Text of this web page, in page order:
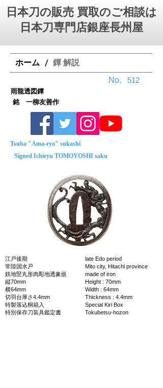
日本刀の販売 買取のご相談は
日本刀専門店銀座⻑州屋
ホーム / 鐔 解説
No.
銘 一柳友善作
Tsuba "Ama-ryo" sukashi
Signed Ichiryu TOMOYOSHI saku
江戸後期
常陸国水戸
鉄地竪丸形肉彫地透象嵌
縦70mm
横64mm
切羽台厚さ4.4mm
特製落込桐箱入
特別保存刀装具鑑定書
late Edo period
Mito city, Hitachi province
made of iron
Height : 70mm
Width : 64mm
Thickness : 4.4mm
Special Kiri Box
Tokubetsu-hozon
雨龍透図鐔
512